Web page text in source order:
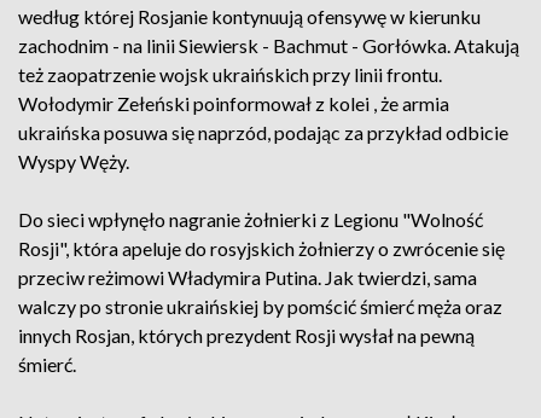
według której Rosjanie kontynuują ofensywę w kierunku
zachodnim - na linii Siewiersk - Bachmut - Gorłówka. Atakują
też zaopatrzenie wojsk ukraińskich przy linii frontu.
Wołodymir Zełeński poinformował z kolei , że armia
ukraińska posuwa się naprzód, podając za przykład odbicie
Wyspy Węży.
Do sieci wpłynęło nagranie żołnierki z Legionu "Wolność
Rosji", która apeluje do rosyjskich żołnierzy o zwrócenie się
przeciw reżimowi Władymira Putina. Jak twierdzi, sama
walczy po stronie ukraińskiej by pomścić śmierć męża oraz
innych Rosjan, których prezydent Rosji wysłał na pewną
śmierć.